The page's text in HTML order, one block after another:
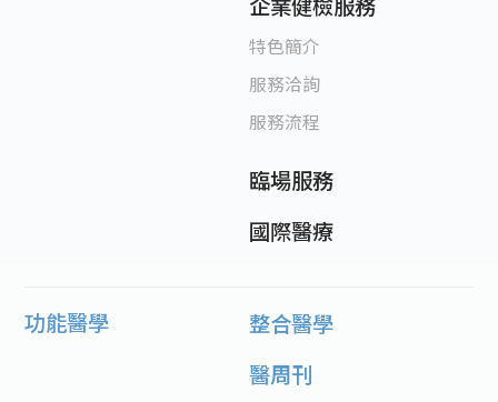
特色簡介
服務洽詢
服務流程
臨場服務
國際醫療
功能醫學
整合醫學
醫周刊